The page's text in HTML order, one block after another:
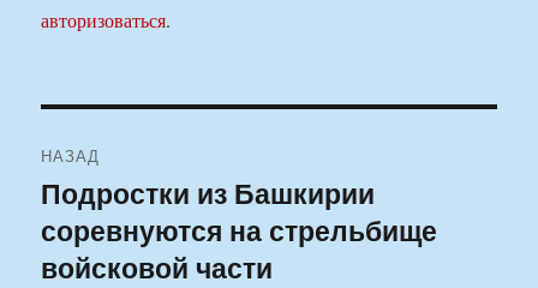
авторизоваться.
по
записям
НАЗАД
Предыдущая
запись:
Подростки из Башкирии
соревнуются на стрельбище
войсковой части